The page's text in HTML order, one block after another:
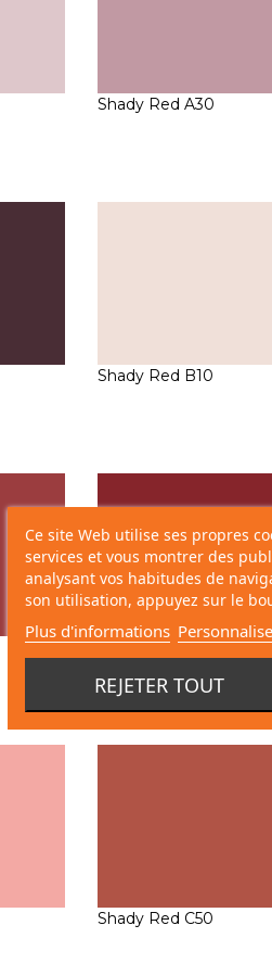
Shady Red A30
Shady Red B10
Shady Red B70
Shady Red C50
Ce site Web utilise ses propres
services et vous montrer des
analysant vos habitudes de
son utilisation, appuyez sur le
Plus d'informations
REJETER TOUT